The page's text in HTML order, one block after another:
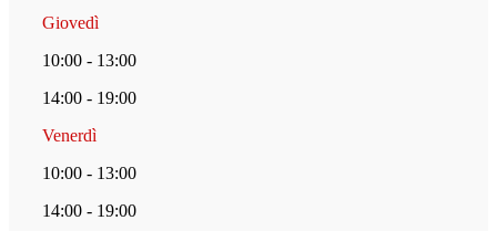
Giovedì
10:00 - 13:00
14:00 - 19:00
Venerdì
10:00 - 13:00
14:00 - 19:00